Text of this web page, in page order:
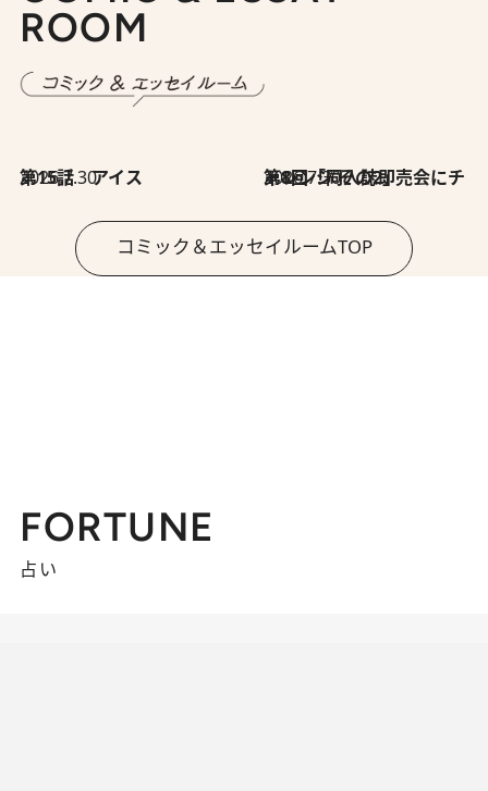
ROOM
2026.7.30
第15話 アイス 2026.7.30
第8回「同人誌即売会にチャレンジ その2」
コミック＆エッセイルームTOP
FORTUNE
占い